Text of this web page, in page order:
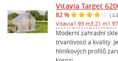
Vitavia Target
82 %
Vitavia1.93 m3.21 m
Moderní zahradní
trvanlivosti a kvality.
hliníkových profilů